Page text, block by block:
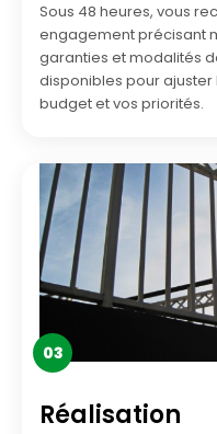
Sous 48 heures, vous
engagement précisant
garanties et modalités
disponibles pour
budget et vos priorités.
03
Réalisation